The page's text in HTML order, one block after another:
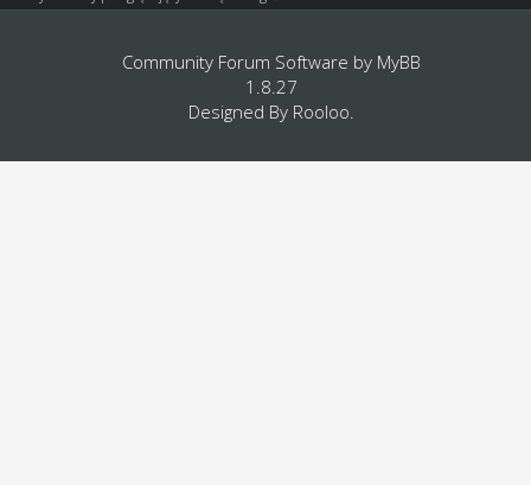
Community Forum Software by MyBB
1.8.27
Designed By Rooloo